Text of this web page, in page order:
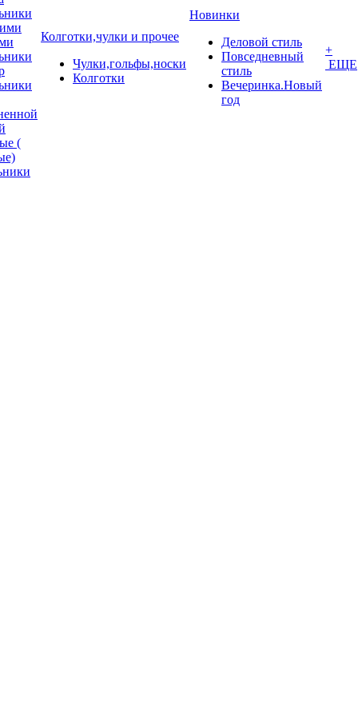
(
Колготки,чулки и прочее
Чулки,гольфы,носки
Колготки
Новинки
Деловой стиль
Повседневный
стиль
Вечеринка.Новый
год
+
ЕЩЕ